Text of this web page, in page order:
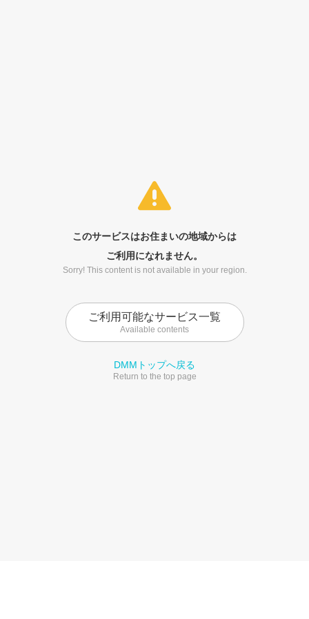
このサービスはお住まいの地域からは
ご利用になれません。
Sorry! This content is not available in your region.
ご利用可能なサービス一覧
Available contents
DMMトップへ戻る
Return to the top page